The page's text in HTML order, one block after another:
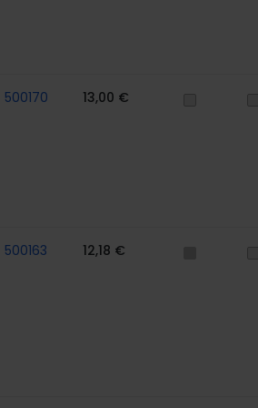
500170 13,00 €
500163 12,18 €